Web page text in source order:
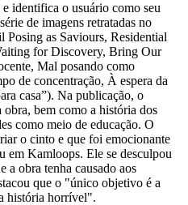
identifica o usuário como seu
de imagens retratadas no
as Saviours, Residential
for Discovery, Bring Our
Mal posando como
de concentração, À espera da
casa”). Na publicação, o
bem como a história dos
como meio de educação. O
o cinto e que foi emocionante
em Kamloops. Ele se desculpou
a obra tenha causado aos
que o "único objetivo é a
história horrível".